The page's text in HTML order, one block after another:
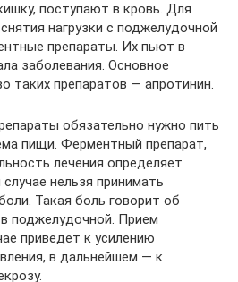
поступают в кровь. Для
нагрузки с поджелудочной
препараты. Их пьют в
заболевания. Основное
таких препаратов — апротинин.
обязательно нужно пить
пищи. Ферментный препарат,
лечения определяет
нельзя принимать
Такая боль говорит об
поджелудочной. Прием
приведет к усилению
в дальнейшем — к